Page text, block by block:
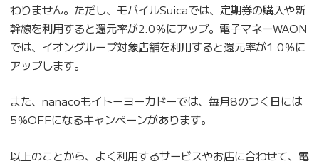
わりません。ただし、モバイルSuicaでは、定期券の購入や新
幹線を利用すると還元率が2.0％にアップ。電子マネーWAON
では、イオングループ対象店舗を利用すると還元率が1.0％に
アップします。
また、nanacoもイトーヨーカドーでは、毎月8のつく日には
5％OFFになるキャンペーンがあります。
以上のことから、よく利用するサービスやお店に合わせて、電